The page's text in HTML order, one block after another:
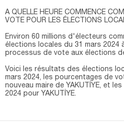
A QUELLE HEURE COMMENCE
VOTE POUR LES ÉLECTIONS
Environ 60 millions d'électeurs
élections locales du 31 mars 2024
processus de vote aux élections
Voici les résultats des élections
mars 2024, les pourcentages de
nouveau maire de YAKUTİYE, et
2024 pour YAKUTİYE.